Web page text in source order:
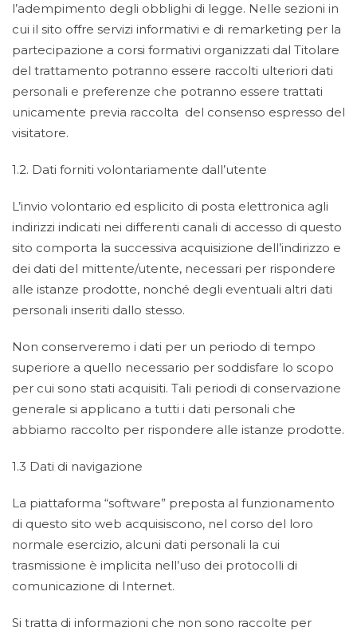
l’adempimento degli obblighi di legge. Nelle sezioni in
cui il sito offre servizi informativi e di remarketing per la
partecipazione a corsi formativi organizzati dal Titolare
del trattamento potranno essere raccolti ulteriori dati
personali e preferenze che potranno essere trattati
unicamente previa raccolta del consenso espresso del
visitatore.
1.2. Dati forniti volontariamente dall’utente
L’invio volontario ed esplicito di posta elettronica agli
indirizzi indicati nei differenti canali di accesso di questo
sito comporta la successiva acquisizione dell’indirizzo e
dei dati del mittente/utente, necessari per rispondere
alle istanze prodotte, nonché degli eventuali altri dati
personali inseriti dallo stesso.
Non conserveremo i dati per un periodo di tempo
superiore a quello necessario per soddisfare lo scopo
per cui sono stati acquisiti. Tali periodi di conservazione
generale si applicano a tutti i dati personali che
abbiamo raccolto per rispondere alle istanze prodotte.
1.3 Dati di navigazione
La piattaforma “software” preposta al funzionamento
di questo sito web acquisiscono, nel corso del loro
normale esercizio, alcuni dati personali la cui
trasmissione è implicita nell’uso dei protocolli di
comunicazione di Internet.
Si tratta di informazioni che non sono raccolte per